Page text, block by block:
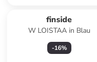
finside
W LOISTAA in Blau
-16%